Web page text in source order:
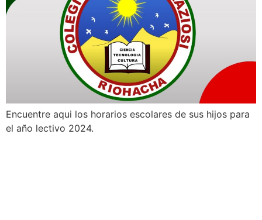
Encuentre aqui los horarios escolares de sus hijos para
el año lectivo 2024.